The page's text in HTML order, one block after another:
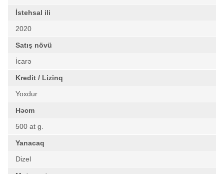
İstehsal ili
2020
Satış növü
İcarə
Kredit / Lizinq
Yoxdur
Həcm
500 at g.
Yanacaq
Dizel